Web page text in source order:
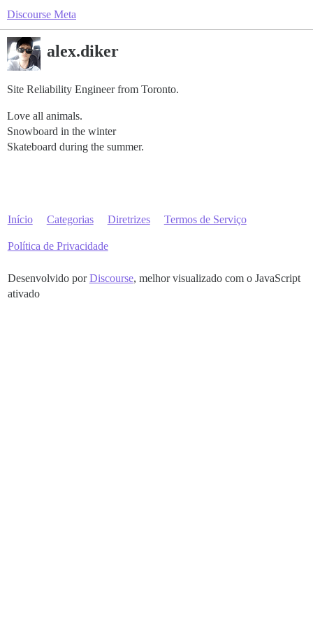
Discourse Meta
alex.diker
Site Reliability Engineer from Toronto.
Love all animals.
Snowboard in the winter
Skateboard during the summer.
Início Categorias Diretrizes Termos de Serviço
Política de Privacidade
Desenvolvido porDiscourse, melhor visualizado com o JavaScript
ativado